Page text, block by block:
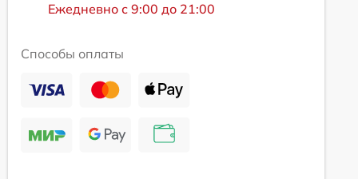
Ежедневно с 9:00 до 21:00
Способы оплаты